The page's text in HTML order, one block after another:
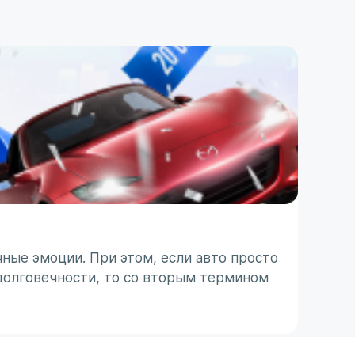
эмоции. При этом, если авто просто
то со вторым термином